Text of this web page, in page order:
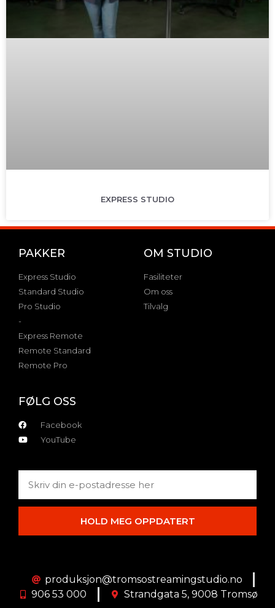
EXPRESS STUDIO
PAKKER
Express Studio
Standard Studio
Pro Studio
-
Express Remote
Remote Standard
Remote Pro
OM STUDIO
Fasiliteter
Om oss
Tilvalg
FØLG OSS
Facebook
YouTube
HOLD MEG OPPDATERT
produksjon@tromsostreamingstudio.no
906 53 000
Strandgata 5, 9008 Tromsø